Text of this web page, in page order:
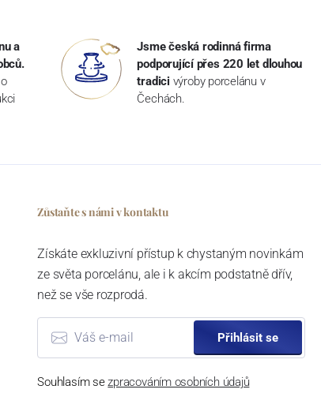
a
Jsme česká rodinná firma
podporující přes 220 let dlouhou
tradici výroby porcelánu v
Čechách.
Zůstaňte s námi v kontaktu
Získáte exkluzivní přístup k chystaným novinkám
ze světa porcelánu, ale i k akcím podstatně dřív,
než se vše rozprodá.
Přihlásit se
Souhlasím sezpracováním osobních údajů